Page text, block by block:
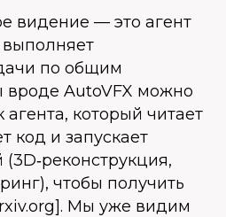
видение — это агент
по общим
вроде AutoVFX можно
агента, который читает
код и запускает
чтобы получить
Мы уже видим